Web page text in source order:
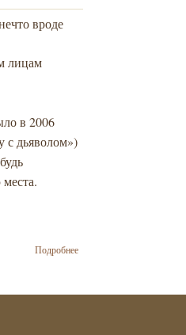
вроде
лицам
в 2006
с дьяволом»)
Подробнеео Бернар-Анри